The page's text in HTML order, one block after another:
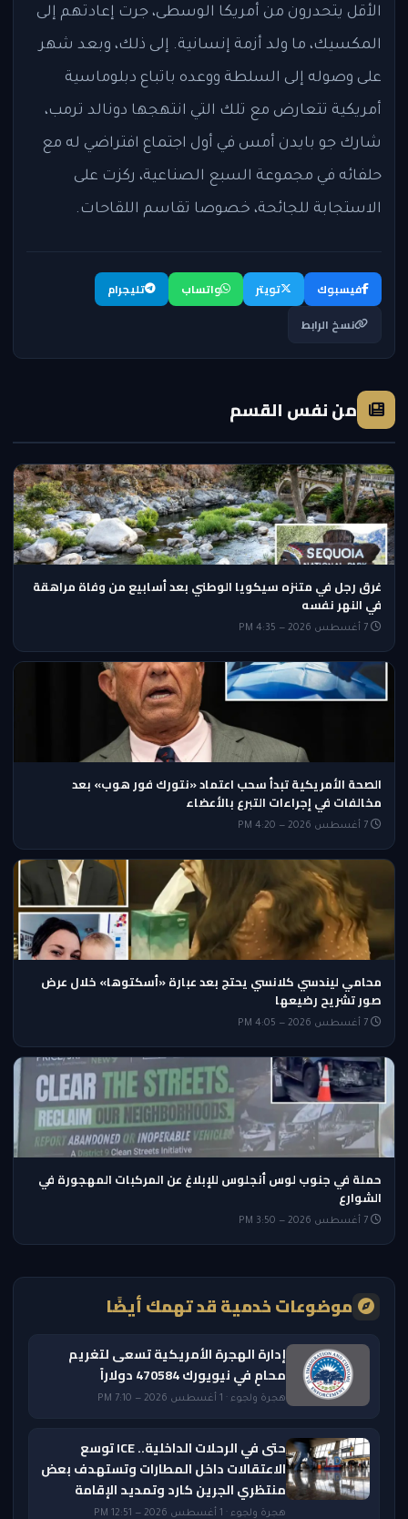
الأقل يتحدرون من أمريكا الوسطى، جرت إعادتهم إلى
المكسيك، ما ولد أزمة إنسانية. إلى ذلك، وبعد شهر
على وصوله إلى السلطة ووعده باتباع دبلوماسية
أمريكية تتعارض مع تلك التي انتهجها دونالد ترمب،
شارك جو بايدن أمس في أول اجتماع افتراضي له مع
حلفائه في مجموعة السبع الصناعية، ركزت على
الاستجابة للجائحة، خصوصا تقاسم اللقاحات.
فيسبوك تويتر واتساب
تليجرام
نسخ الرابط
من نفس القسم
غرق رجل في متنزه سيكويا الوطني بعد أسابيع من وفاة مراهقة
في النهر نفسه
الصحة الأمريكية تبدأ سحب اعتماد «نتورك فور هوب» بعد
مخالفات في إجراءات التبرع بالأعضاء
محامي ليندسي كلانسي يحتج بعد عبارة «أسكتوها» خلال عرض
صور تشريح رضيعها
حملة في جنوب لوس أنجلوس للإبلاغ عن المركبات المهجورة في
الشوارع
موضوعات خدمية قد تهمك أيضًا
إدارة الهجرة الأمريكية تسعى لتغريم
محامٍ في نيويورك 470584 دولاراً
هجرة ولجوء · 1 أغسطس 2026 — 7:10 PM
حتى في الرحلات الداخلية.. ICE توسع
الاعتقالات داخل المطارات وتستهدف بعض
منتظري الجرين كارد وتمديد الإقامة
هجرة ولجوء · 1 أغسطس 2026 — 12:51 PM